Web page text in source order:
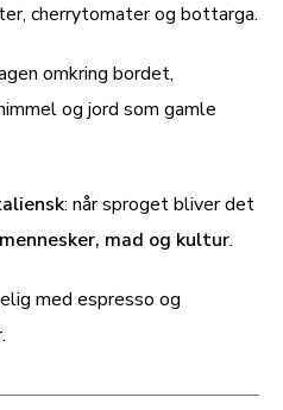
cherrytomater og bottarga.
omkring bordet,
og jord som gamle
: når sproget bliver det
mennesker, mad og kultur.
med espresso og